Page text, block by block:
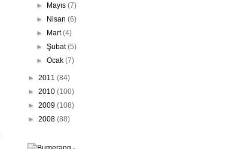
► Mayıs(7)
► Nisan(6)
► Mart(4)
►Şubat(5)
►Ocak(7)
► 2011 (84)
► 2010 (100)
► 2009 (108)
► 2008 (88)